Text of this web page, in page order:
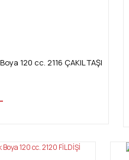
120 cc. 2116 ÇAKIL TAŞI